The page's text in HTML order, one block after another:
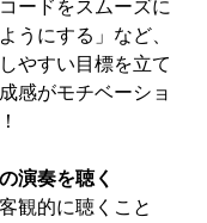
ードをスムーズに
うにする」など、
やすい目標を立て
感がモチベーショ
演奏を聴く
観的に聴くこと